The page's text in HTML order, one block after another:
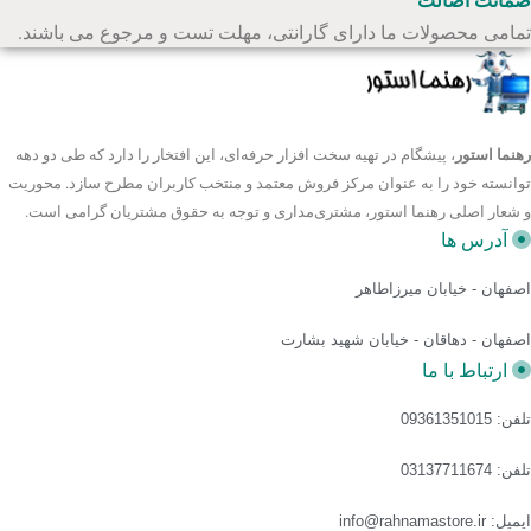
نظر مشخصات فنی، دستگاه RG-101 یک دستگاه حضور و غیاب با
ولتاژ تغذیه 5 ولت است که از سیستم شناسایی اثر انگشت برای
دکمه‌ای و یک صفحه نمایش 3 اینچی است که امکان تعامل مستقیم
کاربر با دستگاه را فراهم می‌سازد.
کارکنان و مدیریت اطلاعات آنها باید از طریق نرم افزارهای مرتبط
پروتکل‌های ارتباطی فراهم می‌کند. این ویژگی به مدیران اجازه
تمامی محصولات ما دارای گارانتی، مهلت تست و مرجوع می باشند.
رهنما استور ، پیشگام در تهیه سخت افزار حرفه‌ای، این افتخار را دارد که طی دو دهه
توانسته خود را به عنوان مرکز فروش معتمد و منتخب کاربران مطرح سازد. محوریت
و شعار اصلی رهنما استور، مشتری‌مداری و توجه به حقوق مشتریان گرامی است.
آدرس ها
اصفهان - خیابان میرزاطاهر
اصفهان - دهاقان - خیابان شهید بشارت
ارتباط با ما
تلفن: 09361351015
تلفن: 03137711674
ایمیل: info@rahnamastore.ir